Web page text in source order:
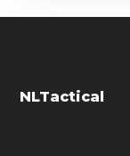
NLTactical